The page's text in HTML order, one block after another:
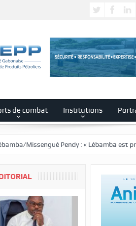
de combat Institutions
Pendy : « Lébamba est prêt à accueillir